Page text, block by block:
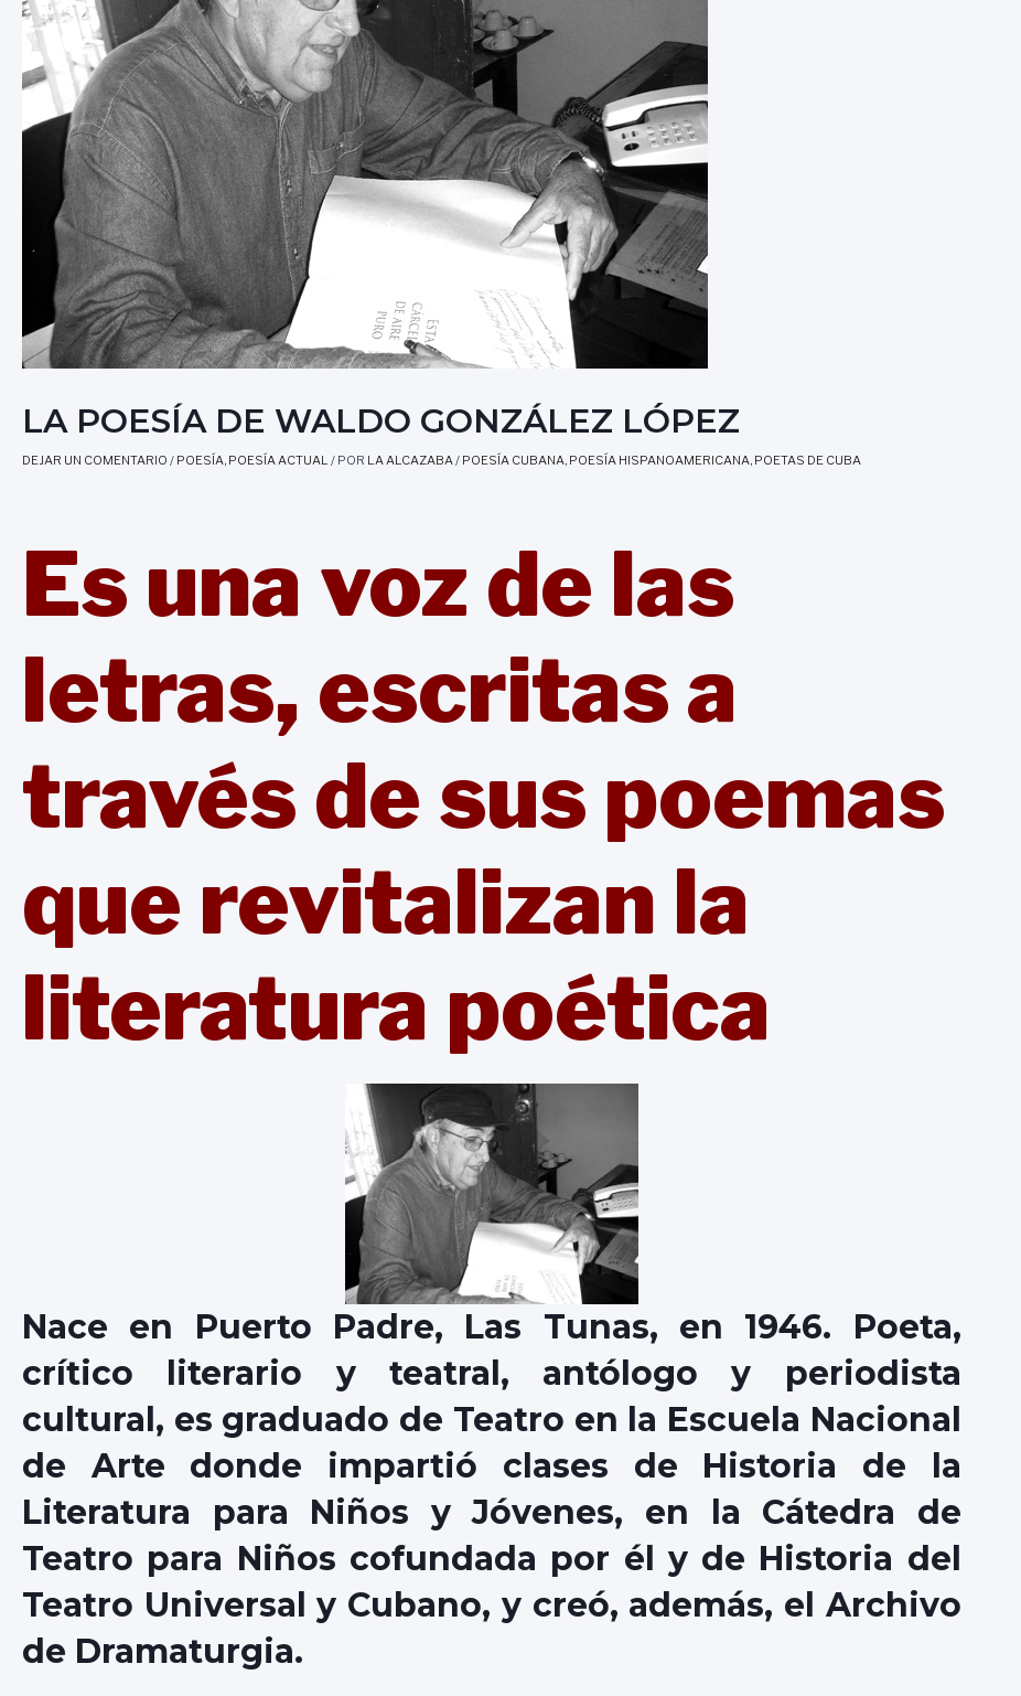
LA POESÍA DE WALDO GONZÁLEZ LÓPEZ
DEJAR UN COMENTARIO / POESÍA, POESÍA ACTUAL / POR LA ALCAZABA/ POESÍA CUBANA, POESÍA HISPANOAMERICANA, POETAS DE CUBA
Es una voz de las
letras, escritas a
través de sus poemas
que revitalizan la
literatura poética
Nace en Puerto Padre, Las Tunas, en 1946. Poeta,
crítico literario y teatral, antólogo y periodista
cultural, es graduado de Teatro en la Escuela Nacional
de Arte donde impartió clases de Historia de la
Literatura para Niños y Jóvenes, en la Cátedra de
Teatro para Niños cofundada por él y de Historia del
Teatro Universal y Cubano, y creó, además, el Archivo
de Dramaturgia.